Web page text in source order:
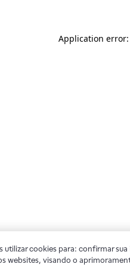
Application
utilizar cookies para: confirmar
websites, visando o